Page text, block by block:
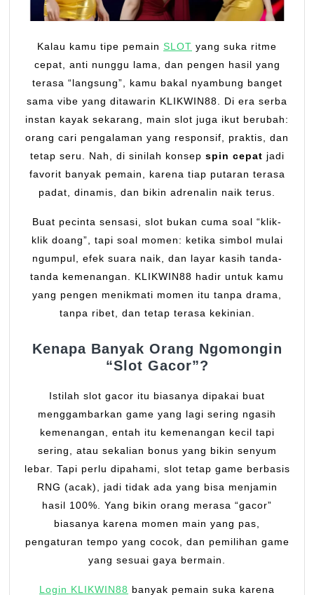
Kalau kamu tipe pemain SLOT yang suka ritme
cepat, anti nunggu lama, dan pengen hasil yang
terasa “langsung”, kamu bakal nyambung banget
sama vibe yang ditawarin KLIKWIN88. Di era serba
instan kayak sekarang, main slot juga ikut berubah:
orang cari pengalaman yang responsif, praktis, dan
tetap seru. Nah, di sinilah konsep spin cepat jadi
favorit banyak pemain, karena tiap putaran terasa
padat, dinamis, dan bikin adrenalin naik terus.
Buat pecinta sensasi, slot bukan cuma soal “klik-
klik doang”, tapi soal momen: ketika simbol mulai
ngumpul, efek suara naik, dan layar kasih tanda-
tanda kemenangan. KLIKWIN88 hadir untuk kamu
yang pengen menikmati momen itu tanpa drama,
tanpa ribet, dan tetap terasa kekinian.
Kenapa Banyak Orang Ngomongin
“Slot Gacor”?
Istilah slot gacor itu biasanya dipakai buat
menggambarkan game yang lagi sering ngasih
kemenangan, entah itu kemenangan kecil tapi
sering, atau sekalian bonus yang bikin senyum
lebar. Tapi perlu dipahami, slot tetap game berbasis
RNG (acak), jadi tidak ada yang bisa menjamin
hasil 100%. Yang bikin orang merasa “gacor”
biasanya karena momen main yang pas,
pengaturan tempo yang cocok, dan pemilihan game
yang sesuai gaya bermain.
Login KLIKWIN88 banyak pemain suka karena